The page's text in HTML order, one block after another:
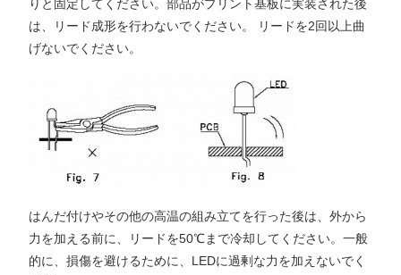
りと固定してください。部品がプリント基板に実装された後
は、リード成形を行わないでください。 リードを2回以上曲
げないでください。
はんだ付けやその他の高温の組み立てを行った後は、外から
力を加える前に、リードを50℃まで冷却してください。一般
的に、損傷を避けるために、LEDに過剰な力を加えないでく